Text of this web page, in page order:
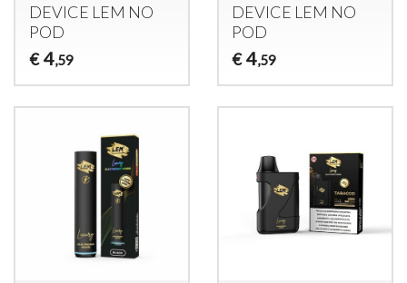
DEVICE LEM NO
POD
€ 4,59
DEVICE LEM NO
POD
€ 4,59